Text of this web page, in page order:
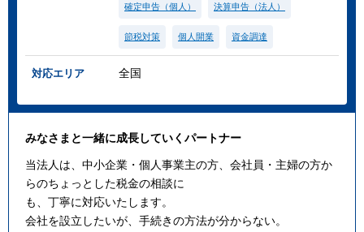
確定申告（個人） 決算申告（法人）
節税対策 個人開業 資金調達
対応エリア 全国
みなさまと一緒に成⻑していくパートナー
当法人は、中小企業・個人事業主の方、会社員・主婦の方か
らのちょっとした税金の相談に
も、丁寧に対応いたします。
会社を設立したいが、手続きの方法が分からない。